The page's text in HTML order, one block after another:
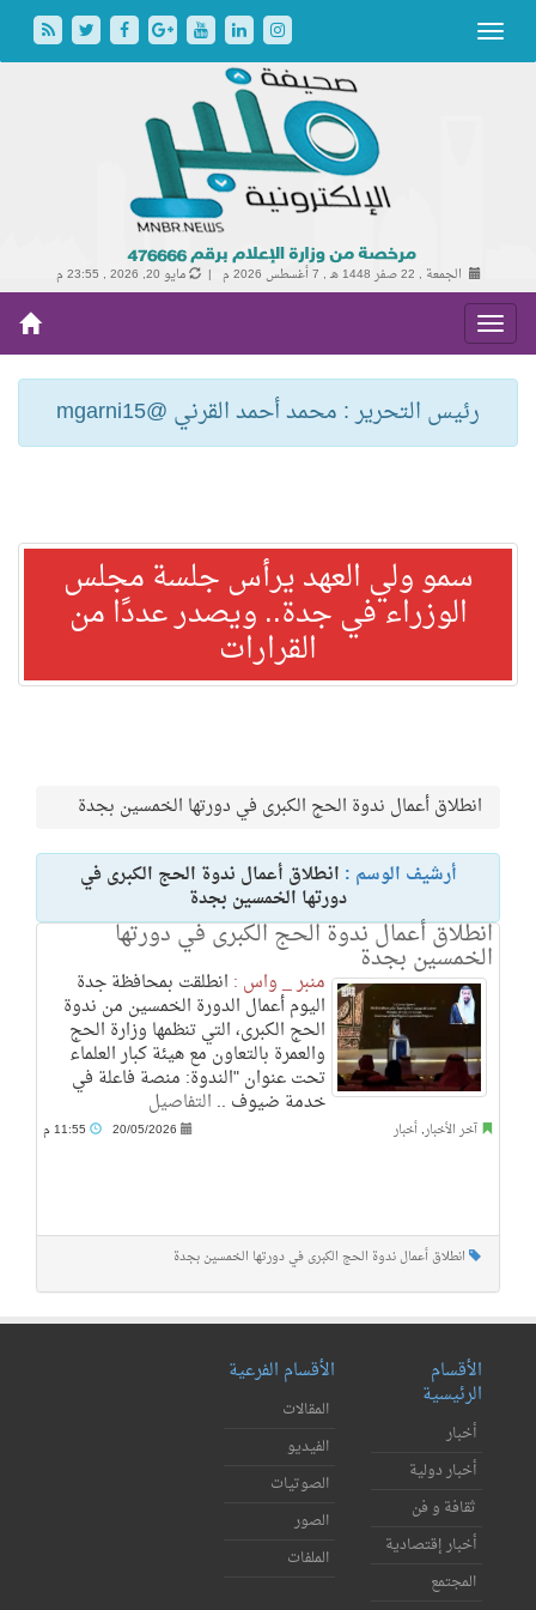
الجمعة , 22 صفر 1448 هـ , 7 أغسطس 2026 م | مايو 20, 2026 , 23:55 م
رئيس التحرير : محمد أحمد القرني @mgarni15
سمو ولي العهد يرأس جلسة مجلس
الوزراء في جدة.. ويصدر عددًا من
القرارات
انطلاق أعمال ندوة الحج الكبرى في دورتها الخمسين بجدة
أرشيف الوسم : انطلاق أعمال ندوة الحج الكبرى في
دورتها الخمسين بجدة
انطلاق أعمال ندوة الحج الكبرى في دورتها
الخمسين بجدة
منبر _ واس : انطلقت بمحافظة جدة
اليوم أعمال الدورة الخمسين من ندوة
الحج الكبرى، التي تنظمها وزارة الحج
والعمرة بالتعاون مع هيئة كبار العلماء
تحت عنوان "الندوة: منصة فاعلة في
خدمة ضيوف .. التفاصيل
آخر الأخبار, أخبار 20/05/2026
انطلاق أعمال ندوة الحج الكبرى في دورتها الخمسين بجدة
الأقسام
الرئيسية
أخبار
أخبار دولية
ثقافة و فن
أخبار إقتصادية
المجتمع
الأقسام الفرعية
المقالات
الفيديو
الصوتيات
الصور
الملفات